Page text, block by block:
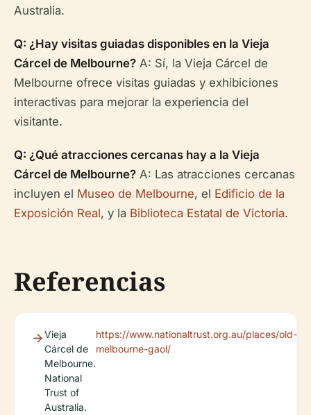
Australia.
Q: ¿Hay visitas guiadas disponibles en la Vieja
Cárcel de Melbourne? A: Sí, la Vieja Cárcel de
Melbourne ofrece visitas guiadas y exhibiciones
interactivas para mejorar la experiencia del
visitante.
Q: ¿Qué atracciones cercanas hay a la Vieja
Cárcel de Melbourne? A: Las atracciones cercanas
incluyen el Museo de Melbourne, el Edificio de la
Exposición Real, y la Biblioteca Estatal de Victoria.
Referencias
Vieja
Cárcel de
Melbourne.
National
Trust of
Australia.
https://www.nationaltrust.org.au/places/old-
melbourne-gaol/